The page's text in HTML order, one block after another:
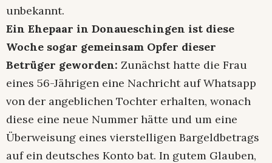
unbekannt.
Ein Ehepaar in Donaueschingen ist diese
Woche sogar gemeinsam Opfer dieser
Betrüger geworden: Zunächst hatte die Frau
eines 56-Jährigen eine Nachricht auf Whatsapp
von der angeblichen Tochter erhalten, wonach
diese eine neue Nummer hätte und um eine
Überweisung eines vierstelligen Bargeldbetrags
auf ein deutsches Konto bat. In gutem Glauben,